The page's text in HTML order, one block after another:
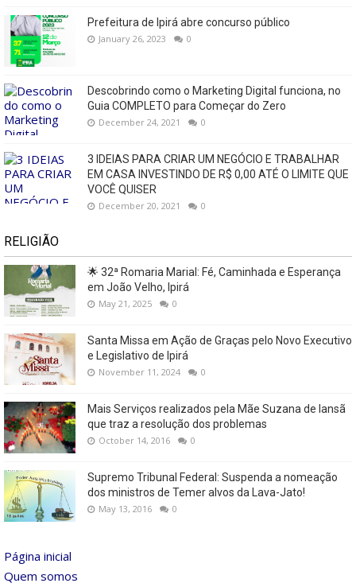
Prefeitura de Ipirá abre concurso público
January 26, 2023 0
Descobrindo como o Marketing Digital funciona, no
Guia COMPLETO para Começar do Zero
December 24, 2021 0
3 IDEIAS PARA CRIAR UM NEGÓCIO E TRABALHAR
EM CASA INVESTINDO DE R$ 0,00 ATÉ O LIMITE QUE
VOCÊ QUISER
December 20, 2021 0
RELIGIÃO
🌟 32ª Romaria Marial: Fé, Caminhada e Esperança
em João Velho, Ipirá
May 21, 2025 0
Santa Missa em Ação de Graças pelo Novo Executivo
e Legislativo de Ipirá
November 11, 2024 0
Mais Serviços realizados pela Mãe Suzana de Iansã
que traz a resolução dos problemas
October 14, 2016 0
Supremo Tribunal Federal: Suspenda a nomeação
dos ministros de Temer alvos da Lava-Jato!
May 13, 2016 0
Página inicial
Quem somos